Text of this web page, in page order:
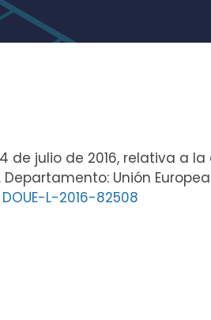
de julio de 2016, relativa a
Unión
DOUE-L-2016-82508